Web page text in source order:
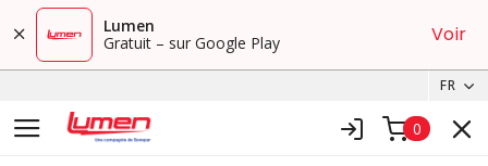
Lumen
Gratuit – sur Google Play
Voir
FR
0